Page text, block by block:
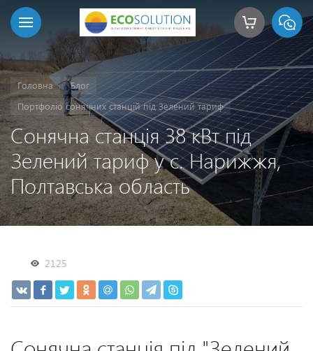
Головна
Блог
Портфоліо сонячних станцій під Зелений тариф
Сонячна станція 38 кВт під
Зелений тариф у с. Нарижжя,
Полтавська область
2125